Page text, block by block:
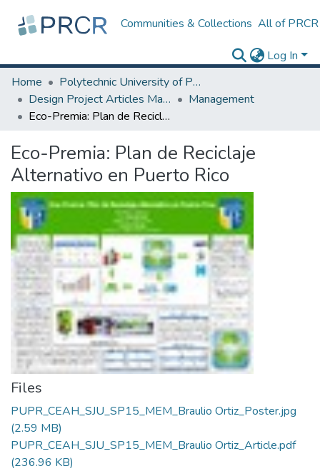
Communities & Collections All of PRCR
Log In
Home
Polytechnic University of Puerto Rico
Design Project Articles Master Degree
Management
Eco-Premia: Plan de Reciclaje Alternativo en Puerto Rico
Eco-Premia: Plan de Reciclaje
Alternativo en Puerto Rico
Files
PUPR_CEAH_SJU_SP15_MEM_Braulio Ortiz_Poster.jpg
(2.59 MB)
PUPR_CEAH_SJU_SP15_MEM_Braulio Ortiz_Article.pdf
(236.96 KB)